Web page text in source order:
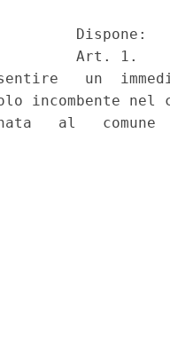
Dispone:
Art. 1.
un
incombente
al   comune